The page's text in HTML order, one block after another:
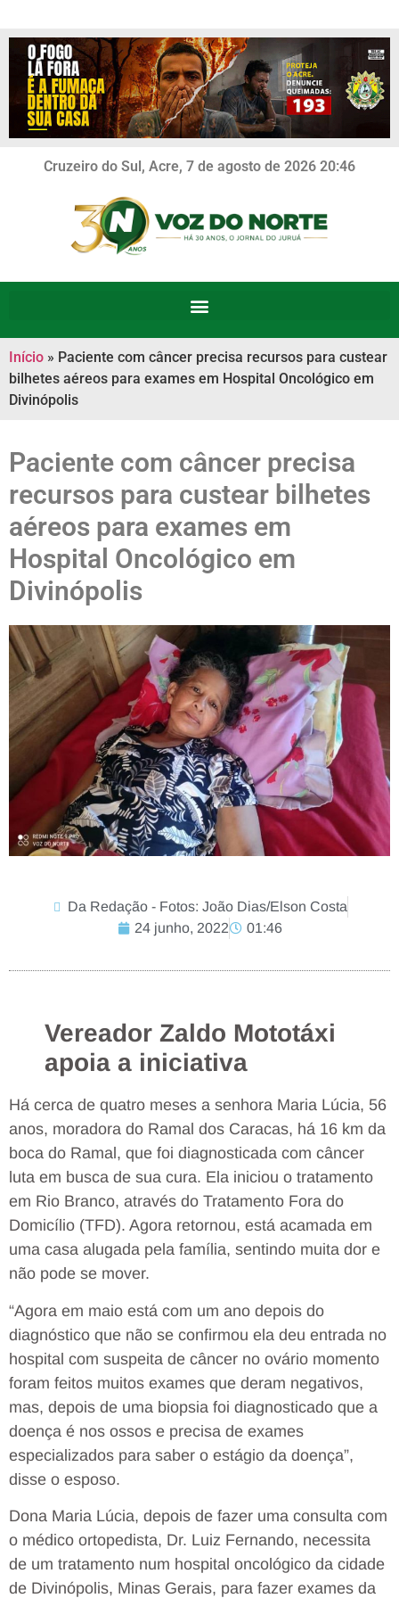
Cruzeiro do Sul, Acre, 7 de agosto de 2026 20:46
Início » Paciente com câncer precisa recursos para custear
bilhetes aéreos para exames em Hospital Oncológico em
Divinópolis
Paciente com câncer precisa
recursos para custear bilhetes
aéreos para exames em
Hospital Oncológico em
Divinópolis
Da Redação - Fotos: João Dias/Elson Costa
24 junho, 2022
01:46
Vereador Zaldo Mototáxi
apoia a iniciativa
Há cerca de quatro meses a senhora Maria Lúcia, 56
anos, moradora do Ramal dos Caracas, há 16 km da
boca do Ramal, que foi diagnosticada com câncer
luta em busca de sua cura. Ela iniciou o tratamento
em Rio Branco, através do Tratamento Fora do
Domicílio (TFD). Agora retornou, está acamada em
uma casa alugada pela família, sentindo muita dor e
não pode se mover.
“Agora em maio está com um ano depois do
diagnóstico que não se confirmou ela deu entrada no
hospital com suspeita de câncer no ovário momento
foram feitos muitos exames que deram negativos,
mas, depois de uma biopsia foi diagnosticado que a
doença é nos ossos e precisa de exames
especializados para saber o estágio da doença”,
disse o esposo.
Dona Maria Lúcia, depois de fazer uma consulta com
o médico ortopedista, Dr. Luiz Fernando, necessita
de um tratamento num hospital oncológico da cidade
de Divinópolis, Minas Gerais, para fazer exames da